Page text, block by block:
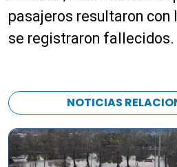
pasajeros resultaron con
se registraron fallecidos.
NOTICIAS